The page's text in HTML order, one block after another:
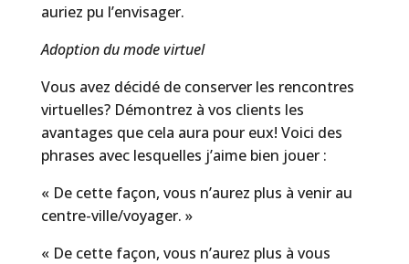
auriez pu l’envisager.
Adoption du mode virtuel
Vous avez décidé de conserver les rencontres
virtuelles? Démontrez à vos clients les
avantages que cela aura pour eux! Voici des
phrases avec lesquelles j’aime bien jouer :
« De cette façon, vous n’aurez plus à venir au
centre-ville/voyager. »
« De cette façon, vous n’aurez plus à vous